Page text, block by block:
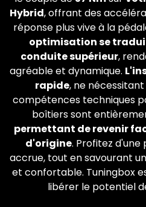
Hybrid, offrant des
réponse plus vive à la
optimisation se
conduite supérieur,
agréable et dynamique.
rapide, ne
compétences techniques
boîtiers sont
permettant de revenir
d'origine. Profitez
accrue, tout en savourant
et confortable. Tuningbox
libérer le potentiel